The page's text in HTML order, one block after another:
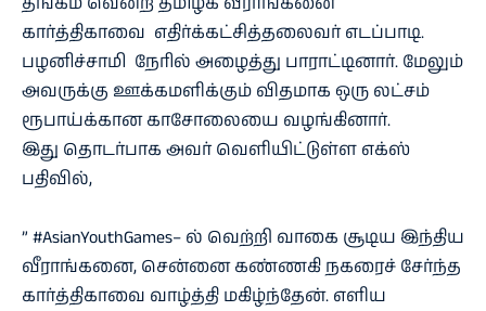
கார்த்திகாவை எதிர்க்கட்சித்தலைவர் எடப்பாடி.
பழனிச்சாமி நேரில் அழைத்து பாராட்டினார். மேலும்
அவருக்கு ஊக்கமளிக்கும் விதமாக ஒரு லட்சம்
ரூபாய்க்கான காசோலையை வழங்கினார்.
இது தொடர்பாக அவர் வெளியிட்டுள்ள எக்ஸ்
பதிவில்,
” #AsianYouthGames– ல் வெற்றி வாகை சூடிய இந்திய
வீராங்கனை, சென்னை கண்ணகி நகரைச் சேர்ந்த
கார்த்திகாவை வாழ்த்தி மகிழ்ந்தேன். எளிய